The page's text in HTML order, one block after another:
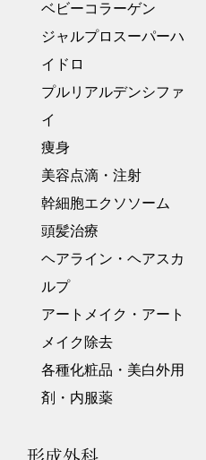
ベビーコラーゲン
ジャルプロスーパーハ
イドロ
プルリアルデンシファ
イ
痩身
美容点滴・注射
幹細胞エクソソーム
頭髪治療
ヘアライン・ヘアスカ
ルプ
アートメイク・アート
メイク除去
各種化粧品・美白外用
剤・内服薬